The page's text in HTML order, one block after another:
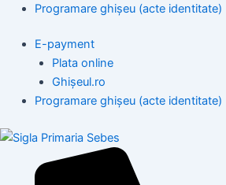
Programare ghișeu (acte identitate)
E-payment
Plata online
Ghișeul.ro
Programare ghișeu (acte identitate)